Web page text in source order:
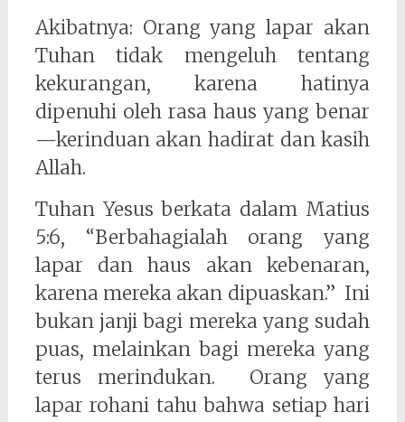
Akibatnya: Orang yang lapar akan
Tuhan tidak mengeluh tentang
kekurangan, karena hatinya
dipenuhi oleh rasa haus yang benar
—kerinduan akan hadirat dan kasih
Allah.
Tuhan Yesus berkata dalam Matius
5:6, “Berbahagialah orang yang
lapar dan haus akan kebenaran,
karena mereka akan dipuaskan.” Ini
bukan janji bagi mereka yang sudah
puas, melainkan bagi mereka yang
terus merindukan. Orang yang
lapar rohani tahu bahwa setiap hari